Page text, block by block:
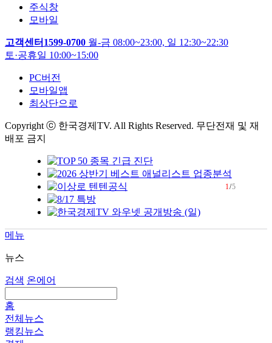
주식창
모바일
고객센터 1599-0700 월-금 08:00~23:00, 일 12:30~22:30
토·공휴일 10:00~15:00
PC버전
모바일앱
최상단으로
Copyright ⓒ 한국경제TV. All Rights Reserved. 무단전재 및 재
배포 금지
1/5
메뉴
뉴스
검색 온에어
홈
전체뉴스
랭킹뉴스